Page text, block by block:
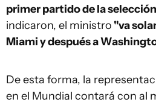
primer partido de la
indicaron, el ministro "va
Miami y después a
De esta forma, la
en el Mundial contará con al